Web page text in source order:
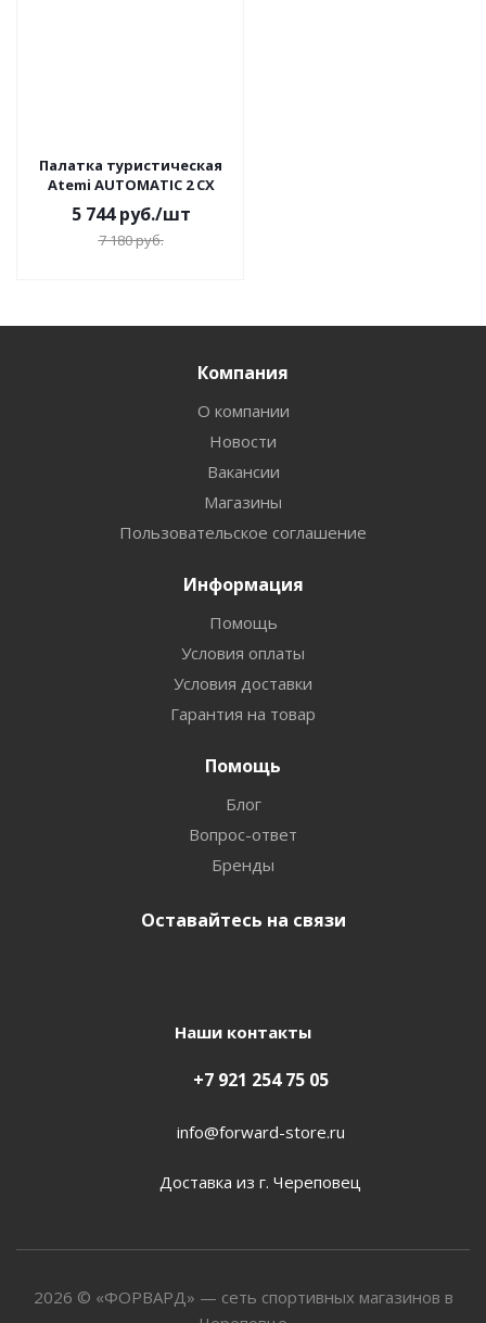
Палатка туристическая
Atemi AUTOMATIC 2 CX
5 744руб./шт
7 180руб.
Компания
О компании
Новости
Вакансии
Магазины
Пользовательское соглашение
Информация
Помощь
Условия оплаты
Условия доставки
Гарантия на товар
Помощь
Блог
Вопрос-ответ
Бренды
Оставайтесь на связи
Наши контакты
+7 921 254 75 05
info@forward-store.ru
Доставка из г. Череповец
2026 © «ФОРВАРД» — сеть спортивных магазинов в